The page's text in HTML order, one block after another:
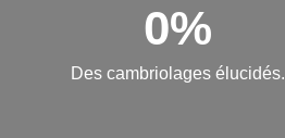
Des cambriolages élucidés.
0%